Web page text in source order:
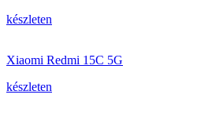
készleten
Xiaomi Redmi 15C 5G
készleten